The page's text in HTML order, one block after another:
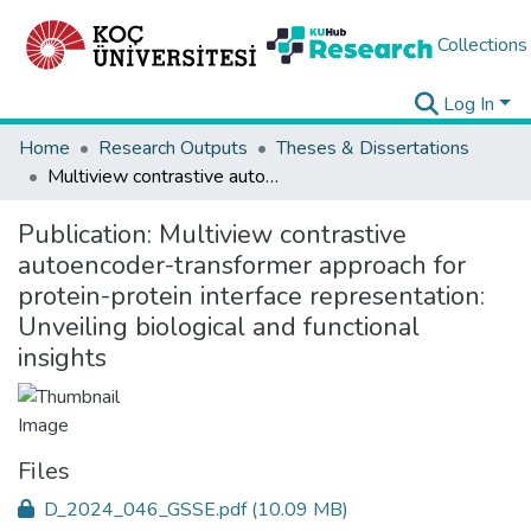
Collections
Log In
Home
Research Outputs
Theses & Dissertations
Multiview contrastive autoencoder-transformer approach for protein-protein interface representation: Unveiling biological and functional insights
Publication: Multiview contrastive
autoencoder-transformer approach for
protein-protein interface representation:
Unveiling biological and functional
insights
Files
D_2024_046_GSSE.pdf(10.09 MB)